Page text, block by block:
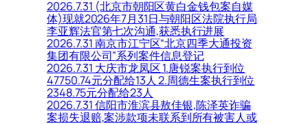
2026.7.31 (北京市朝阳区黄白金钱包案自媒
体)现就2026年7月31日与朝阳区法院执行局
李亚辉法官第七次沟通,获悉执行进展
2026.7.31 南京市江宁区“北京四季大通投资
集团有限公司”系列案件信息登记
2026.7.31 大庆市龙凤区 1.唐锐案执行到位
47750.74元分配给13人 2.周德生案执行到位
2348.75元分配给23人
2026.7.31 信阳市淮滨县敖佳银,陈泽英诈骗
案损失退赔,案涉款项未联系到所有被害人或